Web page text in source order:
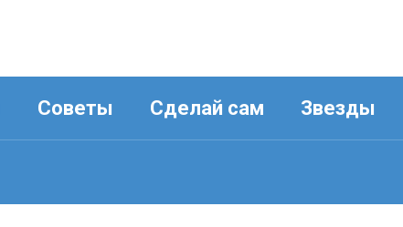
Советы Сделай сам Звезды